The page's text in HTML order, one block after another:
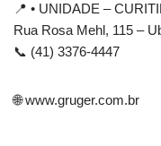
📍 • UNIDADE –
Rua Rosa Mehl, 115 –
📞 (41) 3376-4447
🌐 www.gruger.com.br